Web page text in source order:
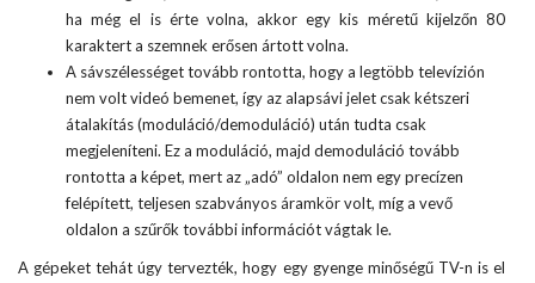
ha még el is érte volna, akkor egy kis méretű kijelzőn 80
karaktert a szemnek erősen ártott volna.
A sávszélességet tovább rontotta, hogy a legtöbb televízión
nem volt videó bemenet, így az alapsávi jelet csak kétszeri
átalakítás (moduláció/demoduláció) után tudta csak
megjeleníteni. Ez a moduláció, majd demoduláció tovább
rontotta a képet, mert az „adó” oldalon nem egy precízen
felépített, teljesen szabványos áramkör volt, míg a vevő
oldalon a szűrők további információt vágtak le.
A gépeket tehát úgy tervezték, hogy egy gyenge minőségű TV-n is el